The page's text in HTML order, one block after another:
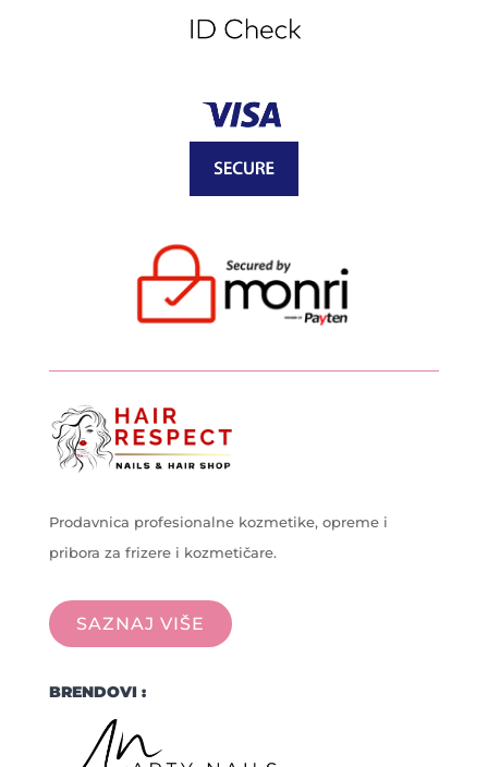
Prodavnica profesionalne kozmetike, opreme i
pribora za frizere i kozmetičare.
SAZNAJ VIŠE
BRENDOVI :